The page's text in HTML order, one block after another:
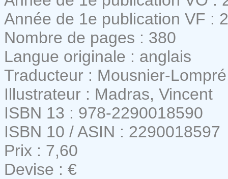
Année de 1e publication VF :
Nombre de pages : 380
Langue originale : anglais
Traducteur : Mousnier-
Illustrateur : Madras, Vincent
ISBN 13 : 978-2290018590
ISBN 10 / ASIN : 2290018597
Prix : 7,60
Devise : €